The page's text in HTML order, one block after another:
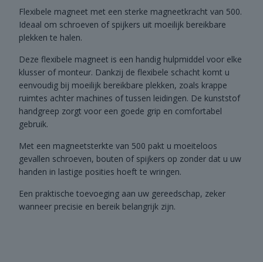
Flexibele magneet met een sterke magneetkracht van 500.
Ideaal om schroeven of spijkers uit moeilijk bereikbare
plekken te halen.
Deze flexibele magneet is een handig hulpmiddel voor elke
klusser of monteur. Dankzij de flexibele schacht komt u
eenvoudig bij moeilijk bereikbare plekken, zoals krappe
ruimtes achter machines of tussen leidingen. De kunststof
handgreep zorgt voor een goede grip en comfortabel
gebruik.
Met een magneetsterkte van 500 pakt u moeiteloos
gevallen schroeven, bouten of spijkers op zonder dat u uw
handen in lastige posities hoeft te wringen.
Een praktische toevoeging aan uw gereedschap, zeker
wanneer precisie en bereik belangrijk zijn.